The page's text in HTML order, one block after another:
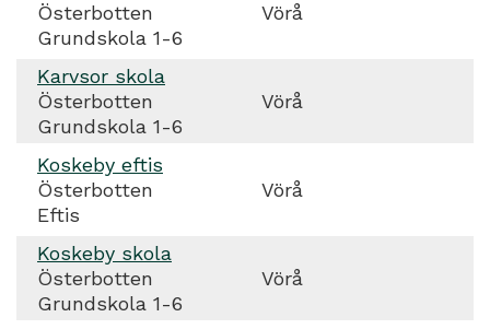
Österbotten
Vörå
Grundskola 1-6
Karvsor skola
Österbotten
Vörå
Grundskola 1-6
Koskeby eftis
Österbotten
Vörå
Eftis
Koskeby skola
Österbotten
Vörå
Grundskola 1-6